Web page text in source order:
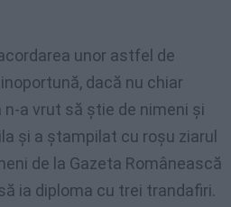
unor astfel de
dacă nu chiar
n-a vrut să ştie de nimeni şi
şi a ştampilat cu roşu ziarul
de la Gazeta Românească
ia diploma cu trei trandafiri.